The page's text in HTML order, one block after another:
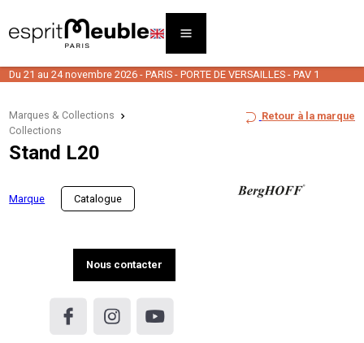
Du 21 au 24 novembre 2026 - PARIS - PORTE DE VERSAILLES - PAV 1
Marques & Collections
Collections
Retour à la marque
Stand L20
Marque Catalogue
Nous contacter